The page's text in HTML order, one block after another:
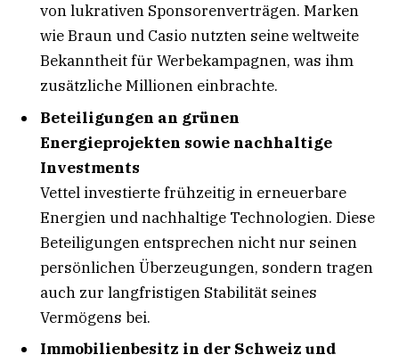
von lukrativen Sponsorenverträgen. Marken
wie Braun und Casio nutzten seine weltweite
Bekanntheit für Werbekampagnen, was ihm
zusätzliche Millionen einbrachte.
Beteiligungen an grünen
Energieprojekten sowie nachhaltige
Investments
Vettel investierte frühzeitig in erneuerbare
Energien und nachhaltige Technologien. Diese
Beteiligungen entsprechen nicht nur seinen
persönlichen Überzeugungen, sondern tragen
auch zur langfristigen Stabilität seines
Vermögens bei.
Immobilienbesitz in der Schweiz und